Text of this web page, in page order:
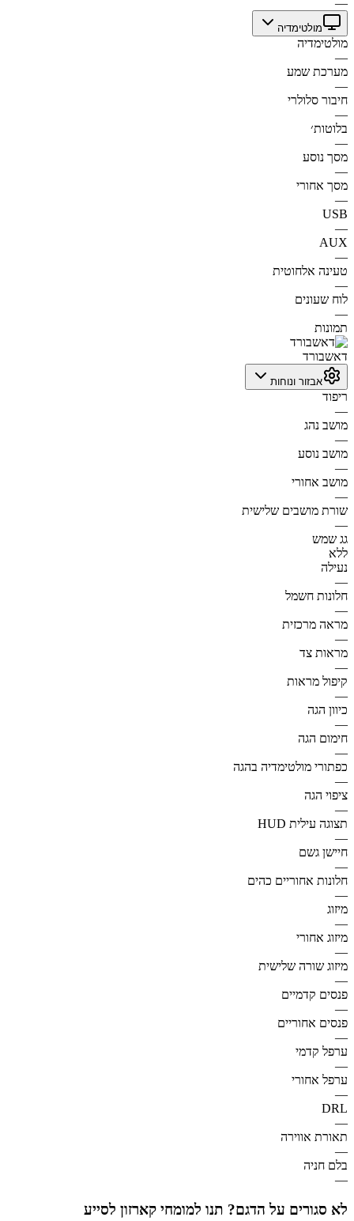
מולטימדיה
מולטימדיה
—
מערכת שמע
—
חיבור סלולרי
—
בלוטות׳
—
מסך נוסע
—
מסך אחורי
—
USB
—
AUX
—
טעינה אלחוטית
—
לוח שעונים
—
תמונות
דאשבורד
אבזור ונוחות
ריפוד
—
מושב נהג
—
מושב נוסע
—
מושב אחורי
—
שורת מושבים שלישית
—
גג שמש
ללא
נעילה
—
חלונות חשמל
—
מראה מרכזית
—
מראות צד
—
קיפול מראות
—
כיוון הגה
—
חימום הגה
—
כפתורי מולטימדיה בהגה
—
ציפוי הגה
—
תצוגה עילית HUD
—
חיישן גשם
—
חלונות אחוריים כהים
—
מיזוג
—
מיזוג אחורי
—
מיזוג שורה שלישית
—
פנסים קדמיים
—
פנסים אחוריים
—
ערפל קדמי
—
ערפל אחורי
—
DRL
—
תאורת אווירה
—
בלם חניה
—
לא סגורים על הדגם? תנו למומחי קארזון לסייע